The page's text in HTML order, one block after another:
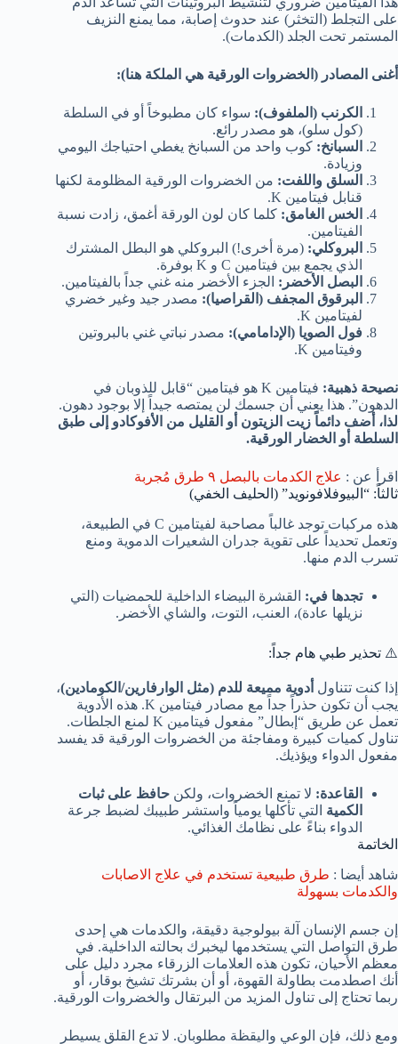
على التجلط (التخثر) عند حدوث إصابة، مما يمنع النزيف
المستمر تحت الجلد (الكدمات).
أغنى المصادر (الخضروات الورقية هي الملكة هنا):
الكرنب (الملفوف): سواء كان مطبوخاً أو في السلطة
(كول سلو)، هو مصدر رائع.
السبانخ: كوب واحد من السبانخ يغطي احتياجك اليومي
وزيادة.
السلق واللفت: من الخضروات الورقية المظلومة لكنها
قنابل فيتامين K.
الخس الغامق: كلما كان لون الورقة أغمق، زادت نسبة
الفيتامين.
البروكلي: (مرة أخرى!) البروكلي هو البطل المشترك
الذي يجمع بين فيتامين C و K بوفرة.
البصل الأخضر: الجزء الأخضر منه غني جداً بالفيتامين.
البرقوق المجفف (القراصيا): مصدر جيد وغير خضري
لفيتامين K.
فول الصويا (الإدامامي): مصدر نباتي غني بالبروتين
وفيتامين K.
نصيحة ذهبية:
فيتامين K هو فيتامين “قابل للذوبان في
الدهون”. هذا يعني أن جسمك لن يمتصه جيداً إلا بوجود دهون.
لذا، أضف دائماً زيت الزيتون أو القليل من الأفوكادو إلى طبق
السلطة أو الخضار الورقية.
اقرأ عن : علاج الكدمات بالبصل ٩ طرق مُجربة
ثالثاً: “البيوفلافونويد” (الحليف الخفي)
هذه مركبات توجد غالباً مصاحبة لفيتامين C في الطبيعة،
وتعمل تحديداً على تقوية جدران الشعيرات الدموية ومنع
تسرب الدم منها.
تجدها في: القشرة البيضاء الداخلية للحمضيات (التي
نزيلها عادة)، العنب، التوت، والشاي الأخضر.
⚠️ تحذير طبي هام جداً:
إذا كنت تتناول أدوية مميعة للدم (مثل الوارفارين/الكومادين)،
يجب أن تكون حذراً جداً مع مصادر فيتامين K. هذه الأدوية
تعمل عن طريق “إبطال” مفعول فيتامين K لمنع الجلطات.
تناول كميات كبيرة ومفاجئة من الخضروات الورقية قد يفسد
مفعول الدواء ويؤذيك.
القاعدة: لا تمنع الخضروات، ولكن حافظ على ثبات
الكمية التي تأكلها يومياً واستشر طبيبك لضبط جرعة
الدواء بناءً على نظامك الغذائي.
الخاتمة
شاهد أيضا : طرق طبيعية تستخدم في علاج الاصابات
والكدمات بسهولة
إن جسم الإنسان آلة بيولوجية دقيقة، والكدمات هي إحدى
طرق التواصل التي يستخدمها ليخبرك بحالته الداخلية. في
معظم الأحيان، تكون هذه العلامات الزرقاء مجرد دليل على
أنك اصطدمت بطاولة القهوة، أو أن بشرتك تشيخ بوقار، أو
ربما تحتاج إلى تناول المزيد من البرتقال والخضروات الورقية.
ومع ذلك، فإن الوعي واليقظة مطلوبان. لا تدع القلق يسيطر